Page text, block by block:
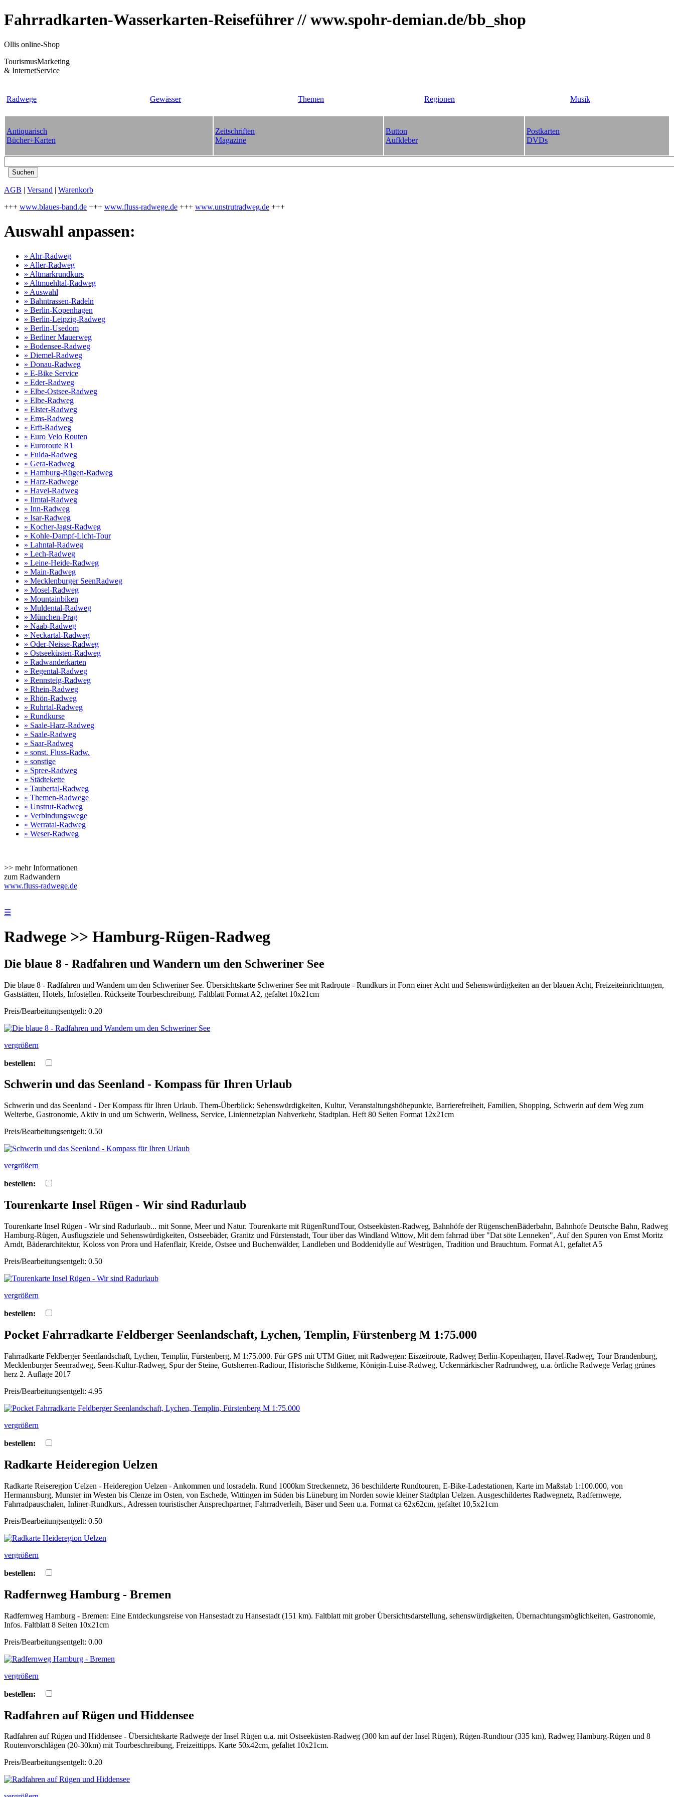
Fahrradkarten-Wasserkarten-Reiseführer // www.spohr-demian.de/bb_shop
Ollis online-Shop
TourismusMarketing
& InternetService
Radwege Gewässer Themen Regionen Musik
Antiquarisch
Bücher+Karten
Zeitschriften
Magazine
Button
Aufkleber
Postkarten
DVDs
AGB | Versand | Warenkorb
+++ www.blaues-band.de +++ www.fluss-radwege.de +++ www.unstrutradweg.de +++
Auswahl anpassen:
» Ahr-Radweg
» Aller-Radweg
» Altmarkrundkurs
» Altmuehltal-Radweg
» Auswahl
» Bahntrassen-Radeln
» Berlin-Kopenhagen
» Berlin-Leipzig-Radweg
» Berlin-Usedom
» Berliner Mauerweg
» Bodensee-Radweg
» Diemel-Radweg
» Donau-Radweg
» E-Bike Service
» Eder-Radweg
» Elbe-Ostsee-Radweg
» Elbe-Radweg
» Elster-Radweg
» Ems-Radweg
» Erft-Radweg
» Euro Velo Routen
» Euroroute R1
» Fulda-Radweg
» Gera-Radweg
» Hamburg-Rügen-Radweg
» Harz-Radwege
» Havel-Radweg
» Ilmtal-Radweg
» Inn-Radweg
» Isar-Radweg
» Kocher-Jagst-Radweg
» Kohle-Dampf-Licht-Tour
» Lahntal-Radweg
» Lech-Radweg
» Leine-Heide-Radweg
» Main-Radweg
» Mecklenburger SeenRadweg
» Mosel-Radweg
» Mountainbiken
» Muldental-Radweg
» München-Prag
» Naab-Radweg
» Neckartal-Radweg
» Oder-Neisse-Radweg
» Ostseeküsten-Radweg
» Radwanderkarten
» Regental-Radweg
» Rennsteig-Radweg
» Rhein-Radweg
» Rhön-Radweg
» Ruhrtal-Radweg
» Rundkurse
» Saale-Harz-Radweg
» Saale-Radweg
» Saar-Radweg
» sonst. Fluss-Radw.
» sonstige
» Spree-Radweg
» Städtekette
» Taubertal-Radweg
» Themen-Radwege
» Unstrut-Radweg
» Verbindungswege
» Werratal-Radweg
» Weser-Radweg
>> mehr Informationen
zum Radwandern
www.fluss-radwege.de
☰
Radwege >> Hamburg-Rügen-Radweg
Die blaue 8 - Radfahren und Wandern um den Schweriner See
Die blaue 8 - Radfahren und Wandern um den Schweriner See. Übersichtskarte Schweriner See mit Radroute - Rundkurs in Form einer Acht und Sehenswürdigkeiten an der blauen Acht, Freizeiteinrichtungen,
Gaststätten, Hotels, Infostellen. Rückseite Tourbeschreibung. Faltblatt Format A2, gefaltet 10x21cm
Preis/Bearbeitungsentgelt: 0.20
vergrößern
bestellen:
Schwerin und das Seenland - Kompass für Ihren Urlaub
Schwerin und das Seenland - Der Kompass für Ihren Urlaub. Them-Überblick: Sehenswürdigkeiten, Kultur, Veranstaltungshöhepunkte, Barrierefreiheit, Familien, Shopping, Schwerin auf dem Weg zum
Welterbe, Gastronomie, Aktiv in und um Schwerin, Wellness, Service, Liniennetzplan Nahverkehr, Stadtplan. Heft 80 Seiten Format 12x21cm
Preis/Bearbeitungsentgelt: 0.50
vergrößern
bestellen:
Tourenkarte Insel Rügen - Wir sind Radurlaub
Tourenkarte Insel Rügen - Wir sind Radurlaub... mit Sonne, Meer und Natur. Tourenkarte mit RügenRundTour, Ostseeküsten-Radweg, Bahnhöfe der RügenschenBäderbahn, Bahnhofe Deutsche Bahn, Radweg
Hamburg-Rügen, Ausflugsziele und Sehenswürdigkeiten, Ostseebäder, Granitz und Fürstenstadt, Tour über das Windland Wittow, Mit dem fahrrad über "Dat söte Lenneken", Auf den Spuren von Ernst Moritz
Arndt, Bäderarchitektur, Koloss von Prora und Hafenflair, Kreide, Ostsee und Buchenwälder, Landleben und Boddenidylle auf Westrügen, Tradition und Brauchtum. Format A1, gefaltet A5
Preis/Bearbeitungsentgelt: 0.50
vergrößern
bestellen:
Pocket Fahrradkarte Feldberger Seenlandschaft, Lychen, Templin, Fürstenberg M 1:75.000
Fahrradkarte Feldberger Seenlandschaft, Lychen, Templin, Fürstenberg, M 1:75.000. Für GPS mit UTM Gitter, mit Radwegen: Eiszeitroute, Radweg Berlin-Kopenhagen, Havel-Radweg, Tour Brandenburg,
Mecklenburger Seenradweg, Seen-Kultur-Radweg, Spur der Steine, Gutsherren-Radtour, Historische Stdtkerne, Königin-Luise-Radweg, Uckermärkischer Radrundweg, u.a. örtliche Radwege Verlag grünes
herz 2. Auflage 2017
Preis/Bearbeitungsentgelt: 4.95
vergrößern
bestellen:
Radkarte Heideregion Uelzen
Radkarte Reiseregion Uelzen - Heideregion Uelzen - Ankommen und losradeln. Rund 1000km Streckennetz, 36 beschilderte Rundtouren, E-Bike-Ladestationen, Karte im Maßstab 1:100.000, von
Hermannsburg, Munster im Westen bis Clenze im Osten, von Eschede, Wittingen im Süden bis Lüneburg im Norden sowie kleiner Stadtplan Uelzen. Ausgeschildertes Radwegnetz, Radfernwege,
Fahrradpauschalen, Inliner-Rundkurs., Adressen touristischer Ansprechpartner, Fahrradverleih, Bäser und Seen u.a. Format ca 62x62cm, gefaltet 10,5x21cm
Preis/Bearbeitungsentgelt: 0.50
vergrößern
bestellen:
Radfernweg Hamburg - Bremen
Radfernweg Hamburg - Bremen: Eine Entdeckungsreise von Hansestadt zu Hansestadt (151 km). Faltblatt mit grober Übersichtsdarstellung, sehenswürdigkeiten, Übernachtungsmöglichkeiten, Gastronomie,
Infos. Faltblatt 8 Seiten 10x21cm
Preis/Bearbeitungsentgelt: 0.00
vergrößern
bestellen:
Radfahren auf Rügen und Hiddensee
Radfahren auf Rügen und Hiddensee - Übersichtskarte Radwege der Insel Rügen u.a. mit Ostseeküsten-Radweg (300 km auf der Insel Rügen), Rügen-Rundtour (335 km), Radweg Hamburg-Rügen und 8
Routenvorschlägen (20-30km) mit Tourbeschreibung, Freizeittipps. Karte 50x42cm, gefaltet 10x21cm.
Preis/Bearbeitungsentgelt: 0.20